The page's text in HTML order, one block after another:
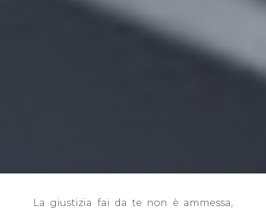
La giustizia fai da te non è ammessa,